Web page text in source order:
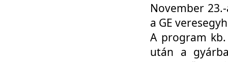
November
a GE
A program
után a